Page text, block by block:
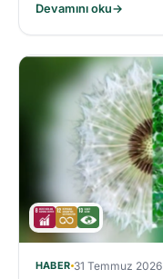
azalttı.
Devamını oku→
HABER 31 Temmuz 2026